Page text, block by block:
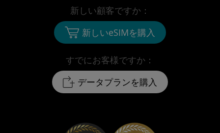
すでにお客様ですか：
データプランを購入
新しい顧客ですか：
新しいeSIMを購入